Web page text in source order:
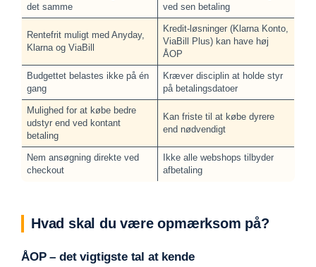
det samme
ved sen betaling
Rentefrit muligt med Anyday,
Klarna og ViaBill
Kredit-løsninger (Klarna Konto,
ViaBill Plus) kan have høj
ÅOP
Budgettet belastes ikke på én
gang
Kræver disciplin at holde styr
på betalingsdatoer
Mulighed for at købe bedre
udstyr end ved kontant
betaling
Kan friste til at købe dyrere
end nødvendigt
Nem ansøgning direkte ved
checkout
Ikke alle webshops tilbyder
afbetaling
Hvad skal du være opmærksom på?
ÅOP – det vigtigste tal at kende